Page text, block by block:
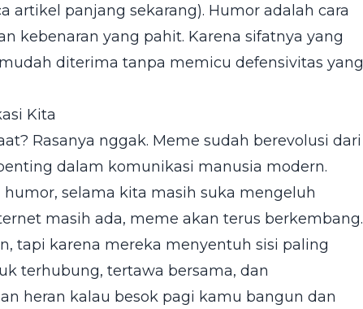
panjang sekarang). Humor adalah cara
kebenaran yang pahit. Karena sifatnya yang
diterima tanpa memicu defensivitas yang
Kita
Rasanya nggak. Meme sudah berevolusi dari
dalam komunikasi manusia modern.
selama kita masih suka mengeluh
masih ada, meme akan terus berkembang.
tapi karena mereka menyentuh sisi paling
terhubung, tertawa bersama, dan
heran kalau besok pagi kamu bangun dan